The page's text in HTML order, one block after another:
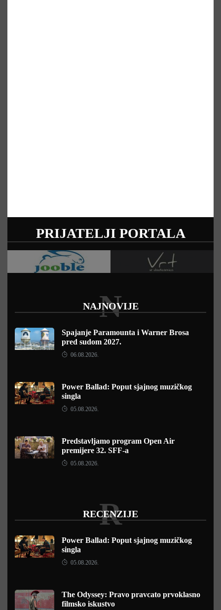
PRIJATELJI PORTALA
NAJNOVIJE
N
Spajanje Paramounta i Warner Brosa
pred sudom 2027.
06.08.2026.
Power Ballad: Poput sjajnog muzičkog
singla
05.08.2026.
Predstavljamo program Open Air
premijere 32. SFF-a
05.08.2026.
RECENZIJE
R
Power Ballad: Poput sjajnog muzičkog
singla
05.08.2026.
The Odyssey: Pravo pravcato prvoklasno
filmsko iskustvo